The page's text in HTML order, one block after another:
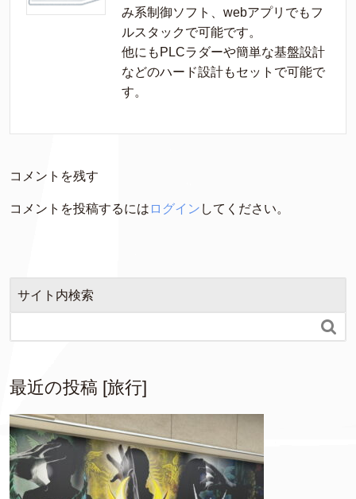
み系制御ソフト、webアプリでもフ
ルスタックで可能です。
他にもPLCラダーや簡単な基盤設計
などのハード設計もセットで可能で
す。
コメントを残す
コメントを投稿するには ログイン してください。
サイト内検索

最近の投稿 [旅行]